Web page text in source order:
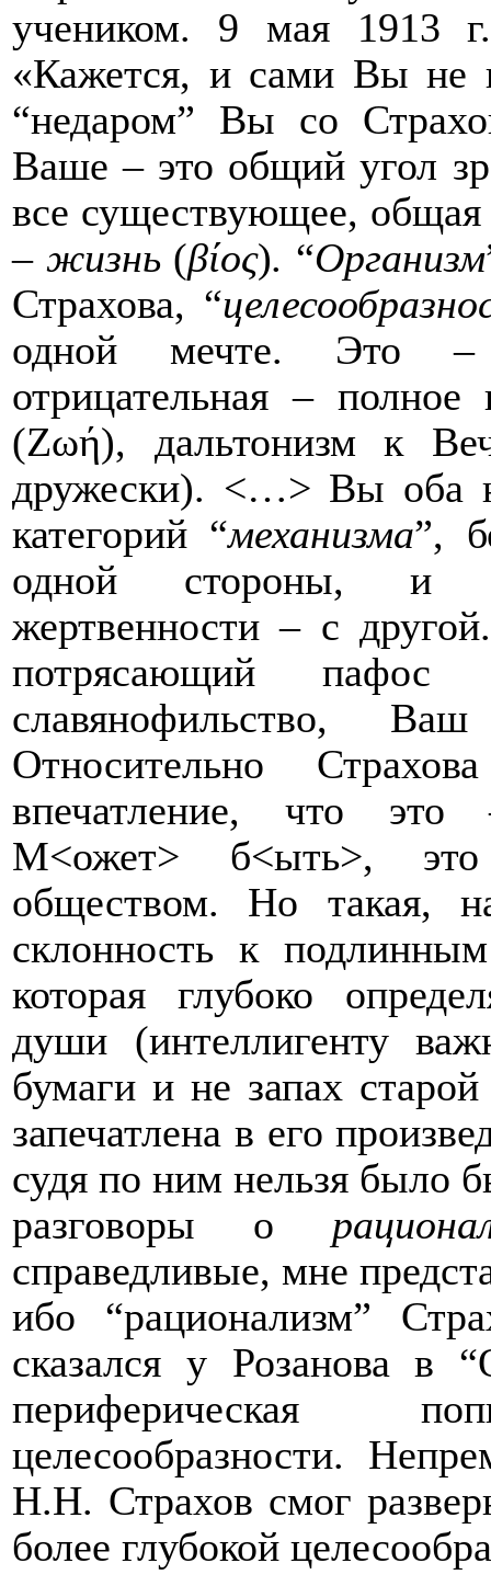
учеником. 9 мая 1913
«Кажется, и сами Вы не
“недаром” Вы со
Ваше – это общий угол
все существующее, общая
– жизнь (βίος). “Организм
Страхова, “
одной мечте. Это –
отрицательная –
(Ζωή), дальтонизм к
дружески). <…> Вы оба
категорий “механизма”,
одной стороны, и
жертвенности – с
потрясающий
славянофильство,
Относительно
впечатление, что это
М<ожет> б<ыть>,
обществом. Но такая,
склонность к
которая глубоко
души (интеллигенту
бумаги и не запах
запечатлена в его
судя по ним нельзя было
разговоры о
справедливые, мне
ибо “рационализм”
сказался у Розанова в
периферическая
целесообразности.
Н.Н. Страхов смог
более глубокой